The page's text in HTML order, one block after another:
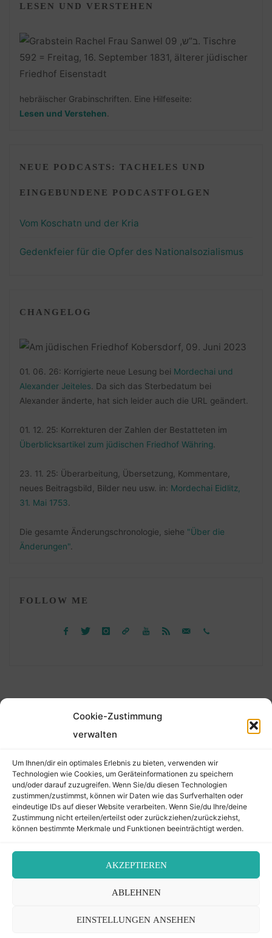
Cookie-Zustimmung
verwalten
Um Ihnen/dir ein optimales Erlebnis zu bieten, verwenden wir
Technologien wie Cookies, um Geräteinformationen zu speichern
und/oder darauf zuzugreifen. Wenn Sie/du diesen Technologien
zustimmen/zustimmst, können wir Daten wie das Surfverhalten oder
eindeutige IDs auf dieser Website verarbeiten. Wenn Sie/du Ihre/deine
Zustimmung nicht erteilen/erteilst oder zurückziehen/zurückziehst,
können bestimmte Merkmale und Funktionen beeinträchtigt werden.
AKZEPTIEREN
ABLEHNEN
EINSTELLUNGEN ANSEHEN
LESEN UND VERSTEHEN
hebräischer Grabinschriften. Eine Hilfeseite:
Lesen und Verstehen
NEUE PODCASTS: TACHELES UND
EINGEBUNDENE PODCASTFOLGEN
Vom Koschatn und der Kria
Gedenkfeier für die Opfer des Nationalsozialismus
CHANGELOG
01. 06. 26: Korrigierte neue Lesung bei Mordechai und
Alexander Jeiteles . Da sich das Sterbedatum bei
Alexander änderte, hat sich leider auch die URL geändert.
01. 12. 25: Korrekturen der Zahlen der Bestatteten im
Überblicksartikel zum jüdischen Friedhof Währing
23. 11. 25: Überarbeitung, Übersetzung, Kommentare,
neues Beitragsbild, Bilder neu usw. in: Mordechai Eidlitz,
31. Mai 1753
Die gesamte Änderungschronologie, siehe "Über die
Änderungen".
FOLLOW ME
Kontakt / Impressum
Datenschutz
Cookie-Richtlinie (EU)
Back
to